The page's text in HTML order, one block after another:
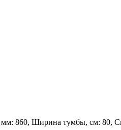
860, Ширина тумбы, см: 80,